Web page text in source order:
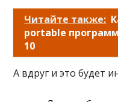
Читайте также:
portable
10
А вдруг и это будет